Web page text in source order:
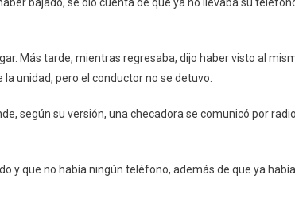
bajado, se dio cuenta de que ya no llevaba su
Más tarde, mientras regresaba, dijo haber visto al
unidad, pero el conductor no se detuvo.
según su versión, una checadora se comunicó por
y que no había ningún teléfono, además de que ya